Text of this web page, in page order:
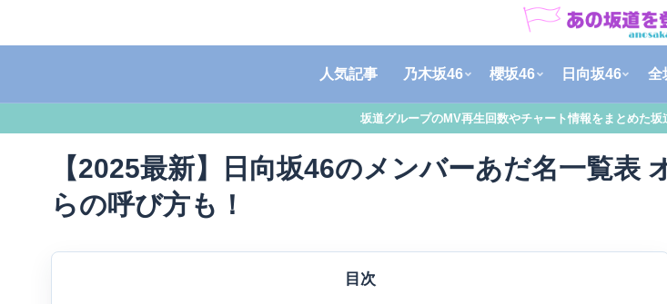
人気記事 乃木坂46 櫻坂46 日向坂46 全
坂道グループのMV再生回数やチャート情報をまとめた坂
【2025最新】日向坂46のメンバーあだ名一覧表
らの呼び方も！
目次